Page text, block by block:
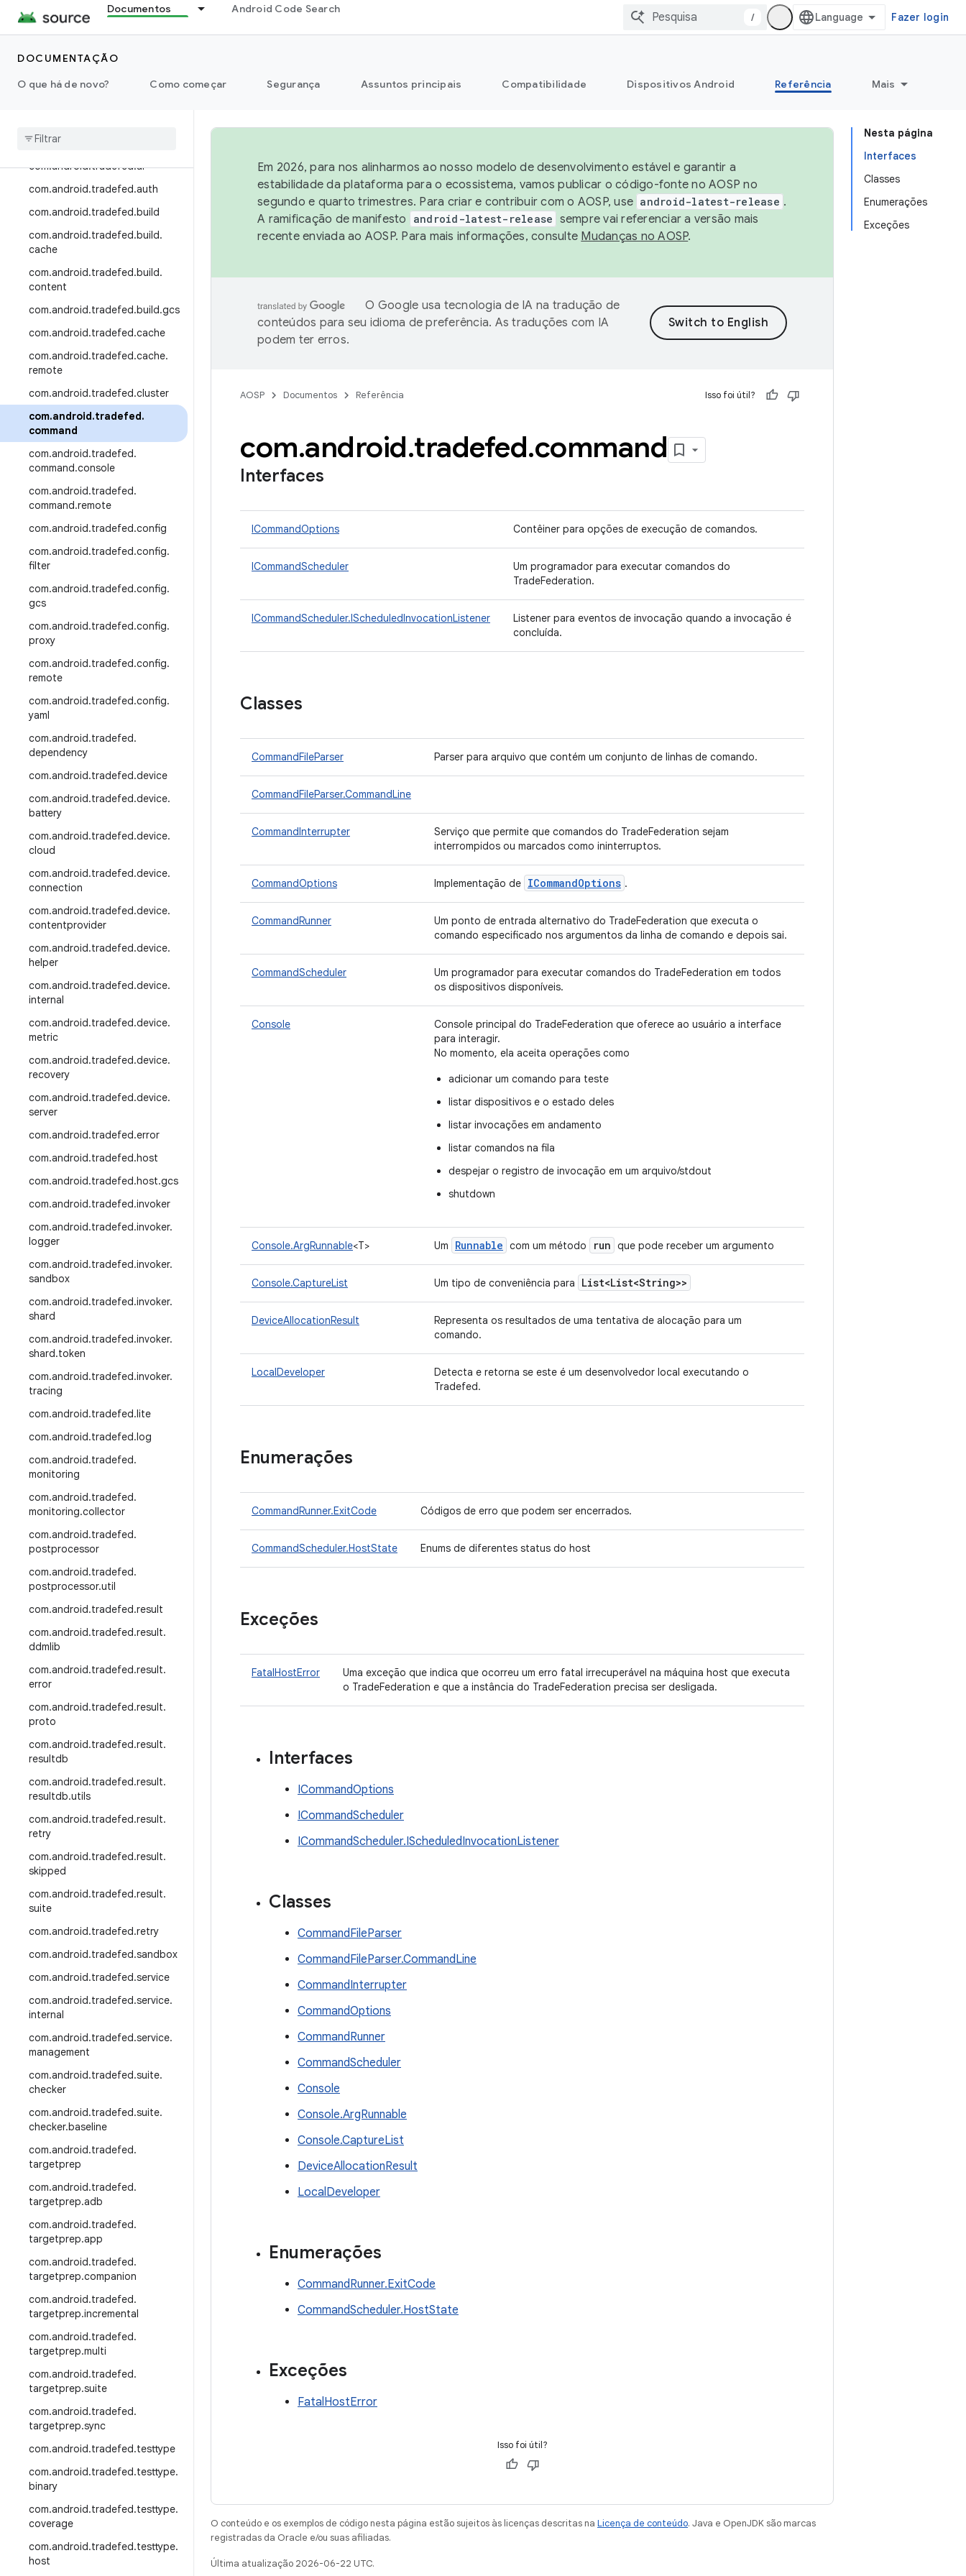
Documentos Android Code Search
/ Fazer login
DOCUMENTAÇÃO
O que há de novo?
Como começar Segurança Assuntos principais Compatibilidade Dispositivos Android Referência Mais
mon.tradefed.testtype
com.android.ddmlib
com.android.ddmlib.testrunner
com.android.ddmlib.utils
ddmlib
com.android.tradefed.ai
com.android.tradefed.auth
com.android.tradefed.build
com.android.tradefed.build.
cache
com.android.tradefed.build.
content
com.android.tradefed.build.gcs
com.android.tradefed.cache
com.android.tradefed.cache.
remote
com.android.tradefed.cluster
com.android.tradefed.
command
com.android.tradefed.
command.console
com.android.tradefed.
command.remote
com.android.tradefed.config
com.android.tradefed.config.
filter
com.android.tradefed.config.
gcs
com.android.tradefed.config.
proxy
com.android.tradefed.config.
remote
com.android.tradefed.config.
yaml
com.android.tradefed.
dependency
com.android.tradefed.device
com.android.tradefed.device.
battery
com.android.tradefed.device.
cloud
com.android.tradefed.device.
connection
com.android.tradefed.device.
contentprovider
com.android.tradefed.device.
helper
com.android.tradefed.device.
internal
com.android.tradefed.device.
metric
com.android.tradefed.device.
recovery
com.android.tradefed.device.
server
com.android.tradefed.error
com.android.tradefed.host
com.android.tradefed.host.gcs
com.android.tradefed.invoker
com.android.tradefed.invoker.
logger
com.android.tradefed.invoker.
sandbox
com.android.tradefed.invoker.
shard
com.android.tradefed.invoker.
shard.token
com.android.tradefed.invoker.
tracing
com.android.tradefed.lite
com.android.tradefed.log
com.android.tradefed.
monitoring
com.android.tradefed.
monitoring.collector
com.android.tradefed.
postprocessor
com.android.tradefed.
postprocessor.util
com.android.tradefed.result
com.android.tradefed.result.
ddmlib
com.android.tradefed.result.
error
com.android.tradefed.result.
proto
com.android.tradefed.result.
resultdb
com.android.tradefed.result.
resultdb.utils
com.android.tradefed.result.
retry
com.android.tradefed.result.
skipped
com.android.tradefed.result.
suite
com.android.tradefed.retry
com.android.tradefed.sandbox
com.android.tradefed.service
com.android.tradefed.service.
internal
com.android.tradefed.service.
management
com.android.tradefed.suite.
checker
com.android.tradefed.suite.
checker.baseline
com.android.tradefed.
targetprep
com.android.tradefed.
targetprep.adb
com.android.tradefed.
targetprep.app
com.android.tradefed.
targetprep.companion
com.android.tradefed.
targetprep.incremental
com.android.tradefed.
targetprep.multi
com.android.tradefed.
targetprep.suite
com.android.tradefed.
targetprep.sync
com.android.tradefed.testtype
com.android.tradefed.testtype.
binary
com.android.tradefed.testtype.
coverage
com.android.tradefed.testtype.
host
Nesta página
Interfaces
Classes
Enumerações
Exceções
Em 2026, para nos alinharmos ao nosso modelo de desenvolvimento estável e garantir a
estabilidade da plataforma para o ecossistema, vamos publicar o código-fonte no AOSP no
segundo e quarto trimestres. Para criar e contribuir com o AOSP, use android-latest-release .
A ramificação de manifesto
android-latest-release sempre vai referenciar a versão mais
recente enviada ao AOSP. Para mais informações, consulte Mudanças no AOSP.
O Google usa tecnologia de IA na tradução de
conteúdos para seu idioma de preferência. As traduções com IA
podem ter erros.
AOSP Documentos Referência Isso foi útil?
com.android.tradefed.command
Interfaces
ICommandOptions Contêiner para opções de execução de comandos.
ICommandScheduler
Um programador para executar comandos do
TradeFederation.
ICommandScheduler.IScheduledInvocationListener
Listener para eventos de invocação quando a invocação é
concluída.
Classes
CommandFileParser Parser para arquivo que contém um conjunto de linhas de comando.
CommandFileParser.CommandLine
CommandInterrupter
Serviço que permite que comandos do TradeFederation sejam
interrompidos ou marcados como ininterruptos.
CommandOptions Implementação de ICommandOptions .
CommandRunner
Um ponto de entrada alternativo do TradeFederation que executa o
comando especificado nos argumentos da linha de comando e depois sai.
CommandScheduler
Um programador para executar comandos do TradeFederation em todos
os dispositivos disponíveis.
Console
Console principal do TradeFederation que oferece ao usuário a interface
para interagir.
No momento, ela aceita operações como
adicionar um comando para teste
listar dispositivos e o estado deles
listar invocações em andamento
listar comandos na fila
despejar o registro de invocação em um arquivo/stdout
shutdown
Console.ArgRunnable<T> Um Runnable com um método run que pode receber um argumento
Console.CaptureList Um tipo de conveniência para List<List<String>>
DeviceAllocationResult
Representa os resultados de uma tentativa de alocação para um
comando.
LocalDeveloper
Detecta e retorna se este é um desenvolvedor local executando o
Tradefed.
Enumerações
CommandRunner.ExitCode Códigos de erro que podem ser encerrados.
CommandScheduler.HostState Enums de diferentes status do host
Exceções
FatalHostError
Uma exceção que indica que ocorreu um erro fatal irrecuperável na máquina host que executa
o TradeFederation e que a instância do TradeFederation precisa ser desligada.
Interfaces
ICommandOptions
ICommandScheduler
ICommandScheduler.IScheduledInvocationListener
Classes
CommandFileParser
CommandFileParser.CommandLine
CommandInterrupter
CommandOptions
CommandRunner
CommandScheduler
Console
Console.ArgRunnable
Console.CaptureList
DeviceAllocationResult
LocalDeveloper
Enumerações
CommandRunner.ExitCode
CommandScheduler.HostState
Exceções
FatalHostError
Isso foi útil?
O conteúdo e os exemplos de código nesta página estão sujeitos às licenças descritas na Licença de conteúdo. Java e OpenJDK são marcas
registradas da Oracle e/ou suas afiliadas.
Última atualização 2026-06-22 UTC.